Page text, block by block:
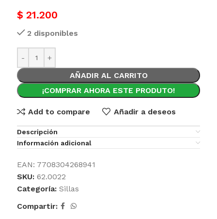
$ 21.200
2 disponibles
AÑADIR AL CARRITO
¡COMPRAR AHORA ESTE PRODUTO!
Add to compare Añadir a deseos
Descripción
Información adicional
EAN: 7708304268941
SKU: 62.0022
Categoría: Sillas
Compartir: